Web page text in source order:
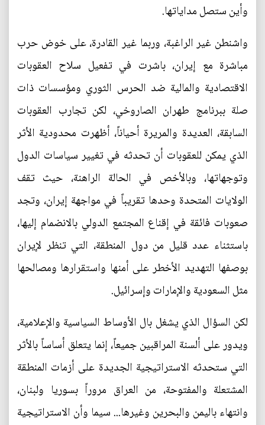
وأين ستصل مداياتها.
واشنطن غير الراغبة، وربما غير القادرة، على خوض حرب
مباشرة مع إيران، باشرت في تفعيل سلاح العقوبات
الاقتصادية والمالية ضد الحرس الثوري ومؤسسات ذات
صلة ببرنامج طهران الصاروخي، لكن تجارب العقوبات
السابقة، العديدة والمريرة أحياناً، أظهرت محدودية الأثر
الذي يمكن للعقوبات أن تحدثه في تغيير سياسات الدول
وتوجهاتها، وبالأخص في الحالة الراهنة، حيث تقف
الولايات المتحدة وحدها تقريباً في مواجهة إيران، وتجد
صعوبات فائقة في إقناع المجتمع الدولي بالانضمام إليها،
باستثناء عدد قليل من دول المنطقة، التي تنظر لإيران
بوصفها التهديد الأخطر على أمنها واستقرارها ومصالحها
مثل السعودية والإمارات وإسرائيل.
لكن السؤال الذي يشغل بال الأوساط السياسية والإعلامية،
ويدور على ألسنة المراقبين جميعاً، إنما يتعلق أساساً بالأثر
التي ستحدثه الاستراتيجية الجديدة على أزمات المنطقة
المشتعلة والمفتوحة، من العراق مروراً بسوريا ولبنان،
وانتهاء باليمن والبحرين وغيرها... سيما وأن الاستراتيجية